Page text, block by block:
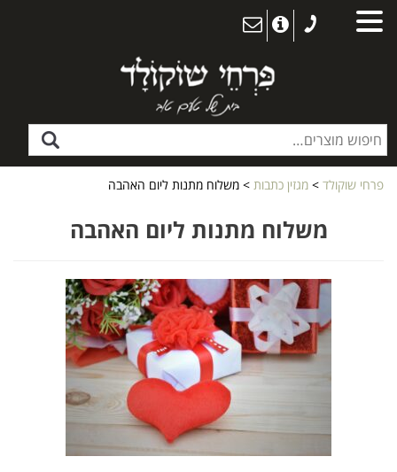
פרחי שוקולד > מגזין כתבות > משלוח מתנות ליום האהבה
משלוח מתנות ליום האהבה